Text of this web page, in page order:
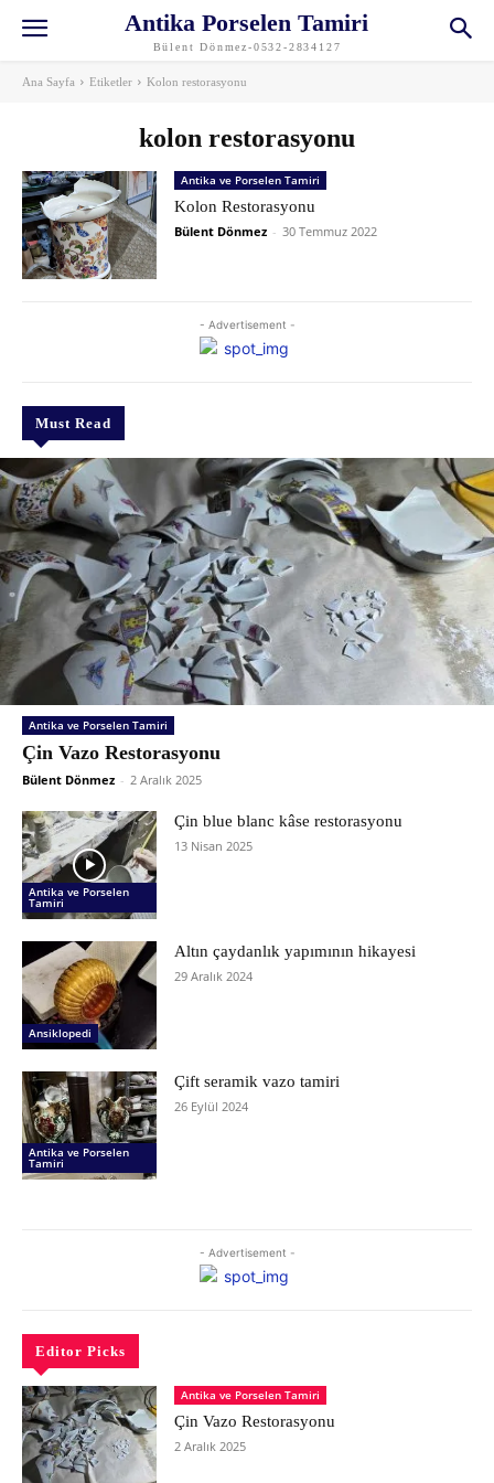
Antika Porselen Tamiri
Bülent Dönmez-0532-2834127
Ana Sayfa Etiketler Kolon restorasyonu
kolon restorasyonu
- Advertisement -
Must Read
Antika ve Porselen Tamiri
Çin Vazo Restorasyonu
Bülent Dönmez - 2 Aralık 2025
Antika ve Porselen
Tamiri
Çin blue blanc kâse restorasyonu
13 Nisan 2025
Ansiklopedi
Altın çaydanlık yapımının hikayesi
29 Aralık 2024
Antika ve Porselen
Tamiri
Çift seramik vazo tamiri
26 Eylül 2024
Antika ve Porselen Tamiri
Kolon Restorasyonu
Bülent Dönmez - 30 Temmuz 2022
- Advertisement -
Editor Picks
Antika ve Porselen Tamiri
Çin Vazo Restorasyonu
2 Aralık 2025